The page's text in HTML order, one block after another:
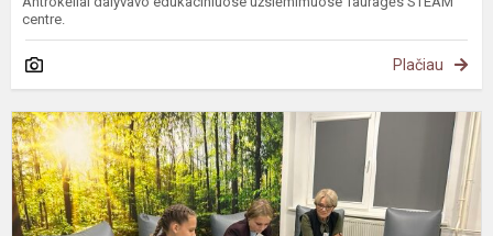
centre.
Plačiau